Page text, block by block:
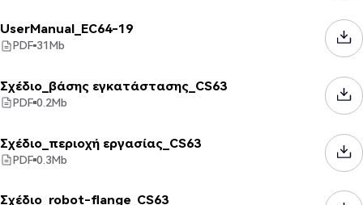
UserManual_EC64-19
PDF 31Mb
Σχέδιο_βάσης εγκατάστασης_CS63
PDF 0.2Mb
Σχέδιο_περιοχή εργασίας_CS63
PDF 0.3Mb
Σχέδιο_robot-flange_CS63